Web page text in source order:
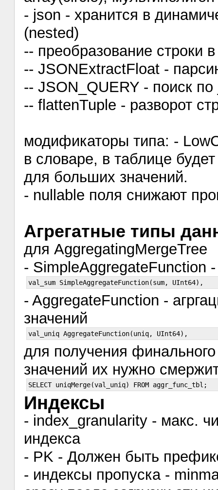
- json - хранится в
(nested)
-- преобразование строки
-- JSONExtractFloat -
-- JSON_QUERY - поиск
-- flattenTuple - разворот
модификаторы типа: -
в словаре, в таблице
для больших значений.
- nullable поля снижают
Агрегатные типы
для AggregatingMergeTree
- SimpleAggregateFunction
- AggregateFunction -
значений
для получения
значений их нужно
Индексы
- index_granularity - макс.
индекса
- PK - Должен быть
- индексы пропуска -